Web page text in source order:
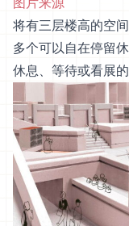
图片来源
将有三层楼高的空
多个可以自在停留
休息、等待或看展的